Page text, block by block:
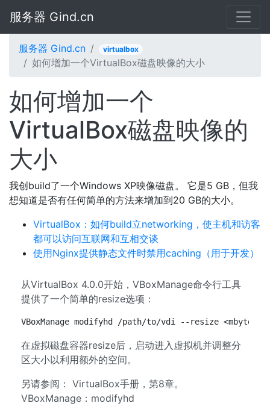
服务器 Gind.cn
服务器 Gind.cn virtualbox
如何增加一个VirtualBox磁盘映像的大小
如何增加一个
VirtualBox磁盘映像的
大小
我创build了一个Windows XP映像磁盘。 它是5 GB，但我
想知道是否有任何简单的方法来增加到20 GB的大小。
VirtualBox：如何build立networking，使主机和访客
都可以访问互联网和互相交谈
使用Nginx提供静态文件时禁用caching（用于开发）
从VirtualBox 4.0.0开始，VBoxManage命令行工具
提供了一个简单的resize选项：
VBoxManage modifyhd /path/to/vdi --resize <mbytes>
在虚拟磁盘容器resize后，启动进入虚拟机并调整分
区大小以利用额外的空间。
另请参阅： VirtualBox手册，第8章。
VBoxManage：modifyhd